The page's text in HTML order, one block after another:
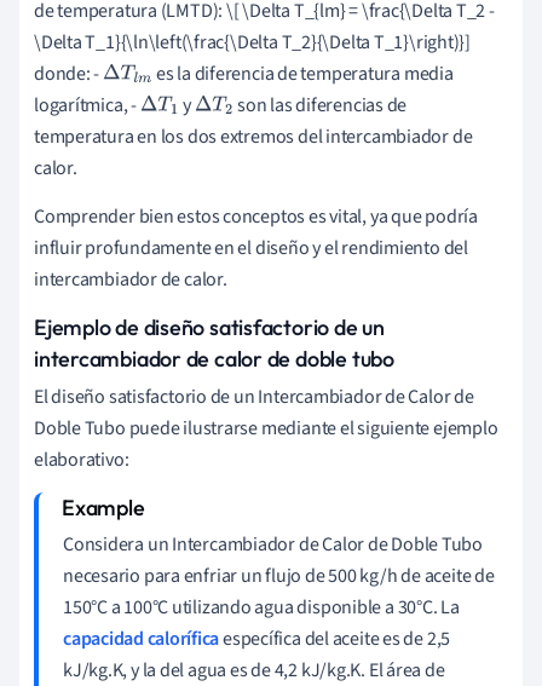
de temperatura (LMTD): \[ \Delta T_{lm} = \frac{\Delta T_2 -
\Delta T_1}{\ln\left(\frac{\Delta T_2}{\Delta T_1}\right)}]
donde: -ΔTlm es la diferencia de temperatura media
logarítmica, -ΔT1 yΔT2 son las diferencias de
temperatura en los dos extremos del intercambiador de
calor.
Comprender bien estos conceptos es vital, ya que podría
influir profundamente en el diseño y el rendimiento del
intercambiador de calor.
Ejemplo de diseño satisfactorio de un
intercambiador de calor de doble tubo
El diseño satisfactorio de un Intercambiador de Calor de
Doble Tubo puede ilustrarse mediante el siguiente ejemplo
elaborativo:
Considera un Intercambiador de Calor de Doble Tubo
necesario para enfriar un flujo de 500 kg/h de aceite de
150°C a 100°C utilizando agua disponible a 30°C. La
capacidad caloríficaespecífica del aceite es de 2,5
kJ/kg.K, y la del agua es de 4,2 kJ/kg.K. El área de